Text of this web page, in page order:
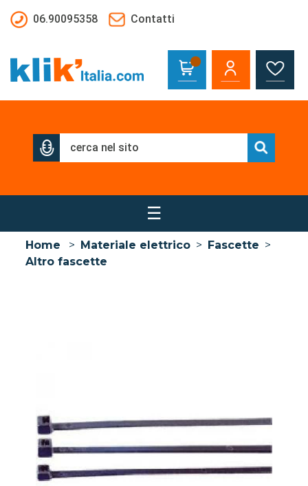
06.90095358
Contatti
☰
Home > Materiale elettrico > Fascette >
Altro fascette